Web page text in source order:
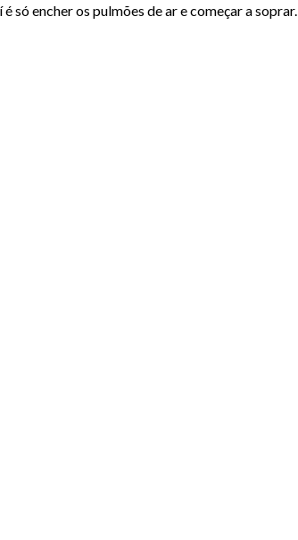
só encher os pulmões de ar e começar a soprar.